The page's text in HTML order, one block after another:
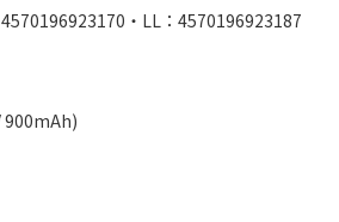
・LL：4570196923187
900mAh)